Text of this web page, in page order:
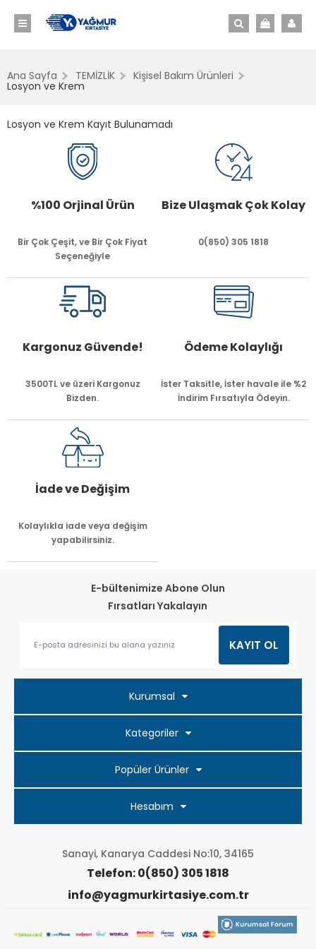
Ana Sayfa TEMİZLİK Kişisel Bakım Ürünleri
Losyon ve Krem
Losyon ve Krem Kayıt Bulunamadı
%100 Orjinal Ürün
Bir Çok Çeşit, ve Bir Çok Fiyat
Seçeneğiyle
Bize Ulaşmak Çok Kolay
0(850) 305 1818
Kargonuz Güvende!
3500TL ve üzeri Kargonuz
Bizden.
Ödeme Kolaylığı
İster Taksitle, İster havale ile %2
İndirim Fırsatıyla Ödeyin.
İade ve Değişim
Kolaylıkla iade veya değişim
yapabilirsiniz.
E-bültenimize Abone Olun
Fırsatları Yakalayın
Kurumsal
Kategoriler
Popüler Ürünler
Hesabım
Sanayi, Kanarya Caddesi No:10, 34165
Telefon: 0(850) 305 1818
info@yagmurkirtasiye.com.tr